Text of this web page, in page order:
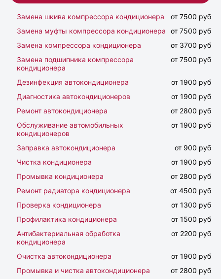
Замена шкива компрессора кондиционера
от 7500 руб
Замена муфты компрессора кондиционера
от 7500 руб
Замена компрессора кондиционера
от 3700 руб
Замена подшипника компрессора
кондиционера
от 7500 руб
Дезинфекция автокондиционера
от 1900 руб
Диагностика автокондиционеров
от 1900 руб
Ремонт автокондиционера
от 2800 руб
Обслуживание автомобильных
кондиционеров
от 1900 руб
Заправка автокондиционера
от 900 руб
Чистка кондиционера
от 1900 руб
Промывка кондиционера
от 2800 руб
Ремонт радиатора кондиционера
от 4500 руб
Проверка кондиционера
от 1300 руб
Профилактика кондиционера
от 1500 руб
Антибактериальная обработка
кондиционера
от 2200 руб
Очистка автокондиционера
от 1900 руб
Промывка и чистка автокондиционера
от 2800 руб